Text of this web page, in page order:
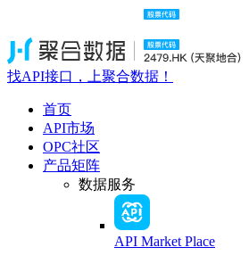
找API接口，上聚合数据！
首页
API市场
OPC社区
产品矩阵
数据服务
API Market Place